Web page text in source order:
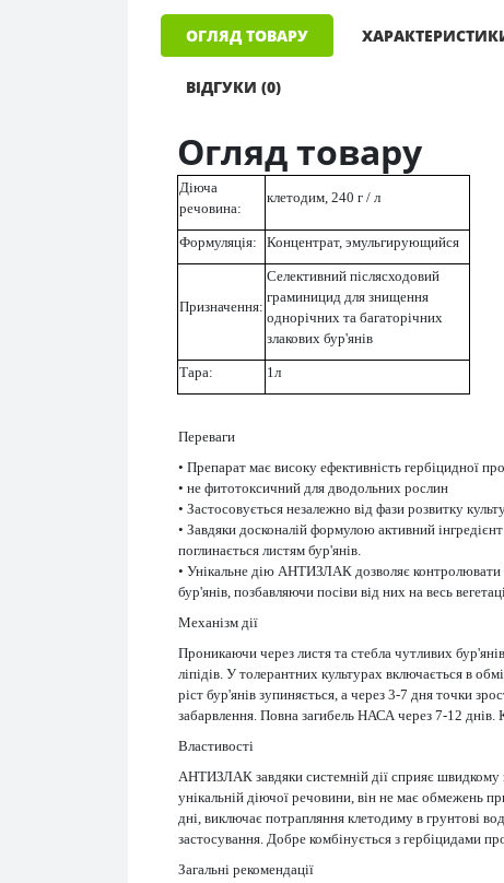
ОГЛЯД ТОВАРУ
ВІДГУКИ (0)
Огляд товару
Діюча
речовина:
клетодим, 240 г / л
Формуляція: Концентрат, эмульгирующийся
Призначення:
Селективний післясходовий
граминицид для знищення
однорічних та багаторічних
злакових бур'янів
Тара: 1л
Переваги
• Препарат має високу ефективність гербіцидної
• не фитотоксичний для дводольних рослин
• Застосовується незалежно від фази розвитку
• Завдяки досконалій формулою активний
поглинається листям бур'янів.
• Унікальне дію АНТИЗЛАК дозволяє контролювати
бур'янів, позбавляючи посіви від них на весь
Механізм дії
Проникаючи через листя та стебла чутливих
ліпідів. У толерантних культурах включається в
ріст бур'янів зупиняється, а через 3-7 дня точки
забарвлення. Повна загибель НАСА через 7-12
Властивості
АНТИЗЛАК завдяки системній дії сприяє швидкому
унікальній діючої речовини, він не має обмежень
дні, виключає потрапляння клетодиму в грунтові
застосування. Добре комбінується з гербіцидами
Загальні рекомендації